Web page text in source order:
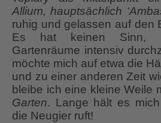
Allium, hauptsächlich
ruhig und gelassen auf den
Es hat keinen Sinn,
Gartenräume intensiv
möchte mich auf etwa die
und zu einer anderen Zeit
bleibe ich eine kleine Weile
Garten. Lange hält es
die Neugier ruft!